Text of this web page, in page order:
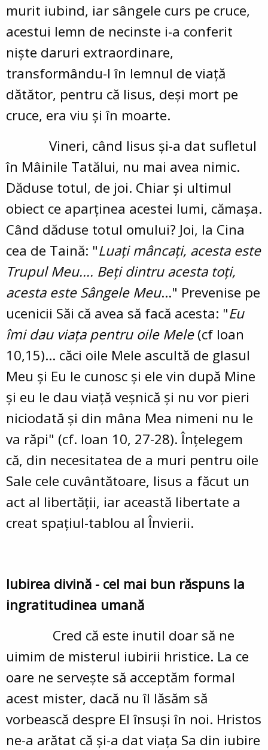
murit iubind, iar sângele curs pe cruce,
acestui lemn de necinste i-a conferit
nişte daruri extraordinare,
transformându-l în lemnul de viaţă
dătător, pentru că Iisus, deşi mort pe
cruce, era viu şi în moarte.
Vineri, când Iisus şi-a dat sufletul
în Mâinile Tatălui, nu mai avea nimic.
Dăduse totul, de joi. Chiar şi ultimul
obiect ce aparţinea acestei lumi, cămaşa.
Când dăduse totul omului? Joi, la Cina
cea de Taină: "Luaţi mâncaţi, acesta este
Trupul Meu.... Beţi dintru acesta toţi,
acesta este Sângele Meu..." Prevenise pe
ucenicii Săi că avea să facă acesta: "Eu
îmi dau viaţa pentru oile Mele(cf Ioan
10,15)... căci oile Mele ascultă de glasul
Meu şi Eu le cunosc şi ele vin după Mine
şi eu le dau viaţă veşnică şi nu vor pieri
niciodată şi din mâna Mea nimeni nu le
va răpi" (cf. Ioan 10, 27-28). Înţelegem
că, din necesitatea de a muri pentru oile
Sale cele cuvântătoare, Iisus a făcut un
act al libertăţii, iar această libertate a
creat spaţiul-tablou al Învierii.
Iubirea divină - cel mai bun răspuns la
ingratitudinea umană
Cred că este inutil doar să ne
uimim de misterul iubirii hristice. La ce
oare ne serveşte să acceptăm formal
acest mister, dacă nu îl lăsăm să
vorbească despre El însuşi în noi. Hristos
ne-a arătat că şi-a dat viaţa Sa din iubire